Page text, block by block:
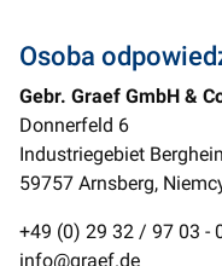
Osoba
Gebr. Graef GmbH &
Donnerfeld 6
Industriegebiet
59757 Arnsberg,
+49 (0) 29 32 / 97 03 -
info@graef.de